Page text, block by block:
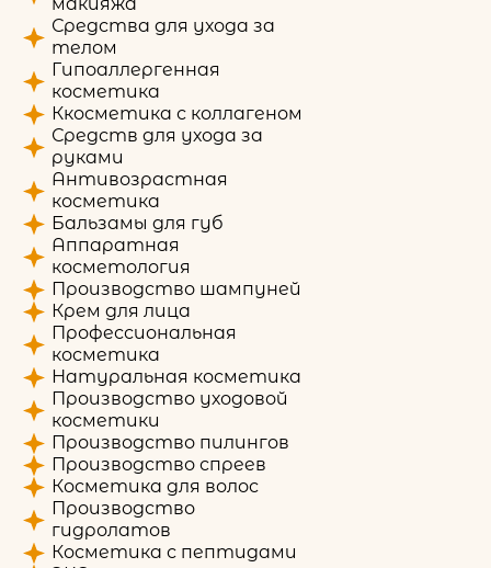
Средства для ухода за
телом
Гипоаллергенная
косметика
Ккосметика с коллагеном
Средств для ухода за
руками
Антивозрастная
косметика
Бальзамы для губ
Аппаратная
косметология
Производство шампуней
Крем для лица
Профессиональная
косметика
Натуральная косметика
Производство уходовой
косметики
Производство пилингов
Производство спреев
Косметика для волос
Производство
гидролатов
Косметика с пептидами